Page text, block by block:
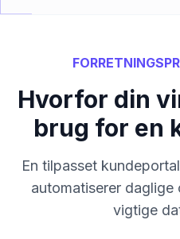
Hvorfor din
brug for en
En tilpasset
automatiserer
vigtige